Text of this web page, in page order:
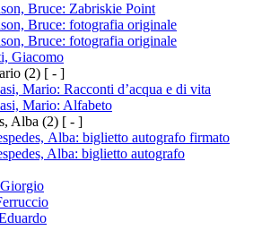
Bruce: Zabriskie Point
Bruce: fotografia originale
Bruce: fotografia originale
Giacomo
(2) [ - ]
Mario: Racconti d’acqua e di vita
Mario: Alfabeto
Alba (2) [ - ]
Alba: biglietto autografo firmato
Alba: biglietto autografo